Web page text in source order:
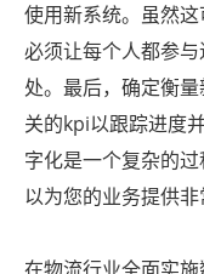
使用新系统。虽然
必须让每个人都参
处。最后，确定衡
关的kpi以跟踪进度
字化是一个复杂的
以为您的业务提供非